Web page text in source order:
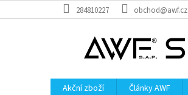
na
284810227 obchod@awf.cz
Akční zboží Články AWF